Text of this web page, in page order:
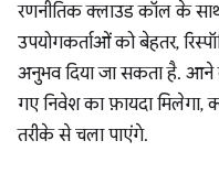
रणनीतिक क्लाउड कॉल के साथ
उपयोगकर्ताओं को बेहतर,
अनुभव दिया जा सकता है.
गए निवेश का फ़ायदा मिलेगा,
तरीके से चला पाएंगे.